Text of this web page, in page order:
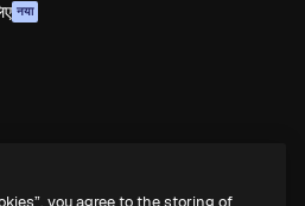
नया
you agree to the storing of